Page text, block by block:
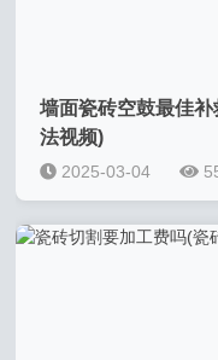
墙面瓷砖空鼓最佳
法视频)
2025-03-04